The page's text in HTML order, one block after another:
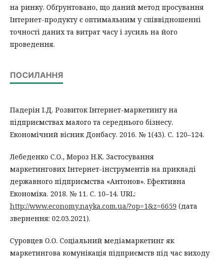
на ринку. Обґрунтовано, що даний метод просування
Інтернет-продукту є оптимальним у співвідношенні
точності даних та витрат часу і зусиль на його
проведення.
ПОСИЛАННЯ
Падерін І.Д. Розвиток Інтернет-маркетингу на
підприємствах малого та середнього бізнесу.
Економічний вісник Донбасу. 2016. № 1(43). С. 120–124.
Лебеденко С.О., Мороз Н.К. Застосування
маркетингових Інтернет-інструментів на прикладі
державного підприємства «Антонов». Ефективна
Економіка. 2018. № 11. С. 10–14. URL:
http://www.economy.nayka.com.ua/?op=1&z=6659 (дата
звернення: 02.03.2021).
Суровцев О.О. Соціальний медіамаркетинг як
маркетингова комунікація підприємств під час виходу